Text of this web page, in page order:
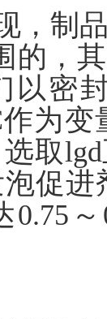
，制
的，
以密
为
取
促进
0.75